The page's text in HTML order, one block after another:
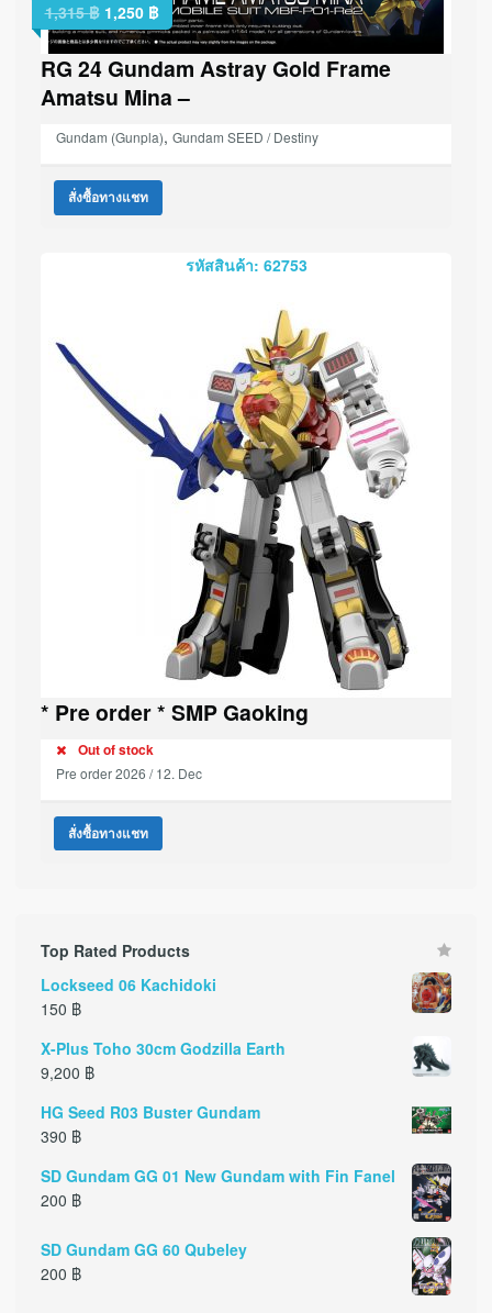
1,315฿ 1,250 ฿
RG 24 Gundam Astray Gold Frame
Amatsu Mina –
Gundam (Gunpla), Gundam SEED / Destiny
สั่งซื้อทางแชท
รหัสสินค้า: 62753
* Pre order * SMP Gaoking
Out of stock
Pre order 2026 / 12. Dec
สั่งซื้อทางแชท
Top Rated Products
Lockseed 06 Kachidoki
150 ฿
X-Plus Toho 30cm Godzilla Earth
9,200 ฿
HG Seed R03 Buster Gundam
390 ฿
SD Gundam GG 01 New Gundam with Fin Fanel
200 ฿
SD Gundam GG 60 Qubeley
200 ฿